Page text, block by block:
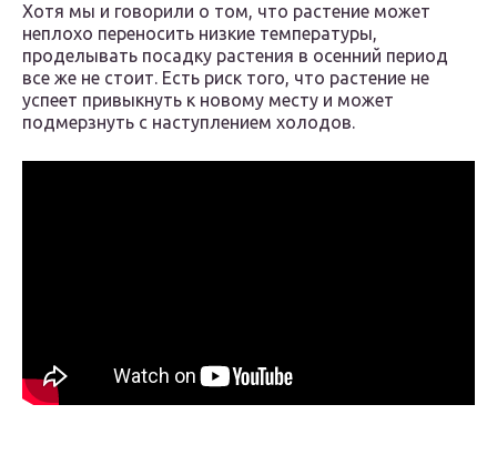
Хотя мы и говорили о том, что растение может
неплохо переносить низкие температуры,
проделывать посадку растения в осенний период
все же не стоит. Есть риск того, что растение не
успеет привыкнуть к новому месту и может
подмерзнуть с наступлением холодов.